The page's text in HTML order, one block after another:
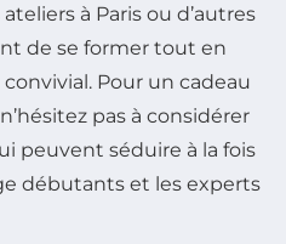
à Paris ou d’autres
de se former tout en
Pour un cadeau
pas à considérer
peuvent séduire à la fois
débutants et les experts